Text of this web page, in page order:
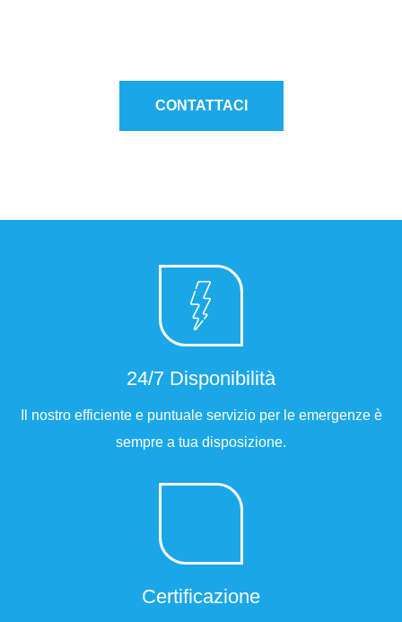
CONTATTACI
24/7 Disponibilità​
Il nostro efficiente e puntuale servizio per le emergenze è
sempre a tua disposizione.​
Certificazione